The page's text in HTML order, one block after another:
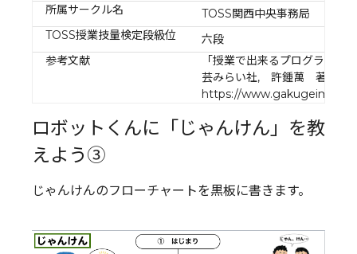
所属サークル名
TOSS関西中央事務局
TOSS授業技量検定段級位
六段
参考文献
「授業で出来るプログラミン
芸みらい社, 許鍾萬 著）
https://
ロボットくんに「じゃんけん」を教
えよう③
じゃんけんのフローチャートを黒板に書きます。